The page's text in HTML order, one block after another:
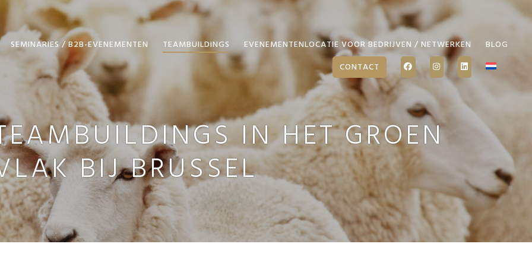
SEMINARIES / B2B-EVENEMENTEN TEAMBUILDINGS EVENEMENTENLOCATIE VOOR BEDRIJVEN / NETWERKEN
BLOG
CONTACT
IN HET GROEN
BIJ BRUSSEL